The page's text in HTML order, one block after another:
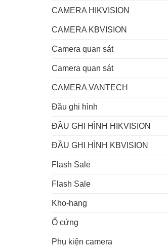
CAMERA HIKVISION
CAMERA KBVISION
Camera quan sát
Camera quan sát
CAMERA VANTECH
Đầu ghi hình
ĐẦU GHI HÌNH HIKVISION
ĐẦU GHI HÌNH KBVISION
Flash Sale
Flash Sale
Kho-hang
Ổ cứng
Phụ kiện camera